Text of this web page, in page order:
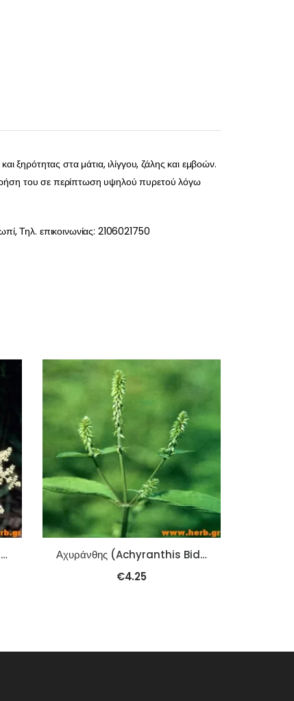
ξηρότητας στα μάτια, ιλίγγου, ζάλης και εμβοών.
χρήση του σε περίπτωση υψηλού πυρετού λόγω
Τηλ. επικοινωνίας: 2106021750
Αγριομυρτιά (Ligustri Lucidi) (Nu Zhen Zi) 100γρ
Αχυράνθης (Achyranthis Bidentatae) (Niu Xi) 100γρ.
€4.25